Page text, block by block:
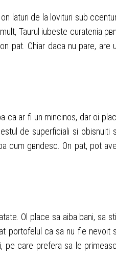
laturi de la lovituri sub
Taurul iubeste curatenia
pat. Chiar daca nu pare, are
ca ar fi un mincinos, dar оi
de superficiali si obisnuiti
cum gвndesc. Оn pat, pot
Оl place sa aiba bani, sa
portofelul ca sa nu fie nevoit
pe care prefera sa le